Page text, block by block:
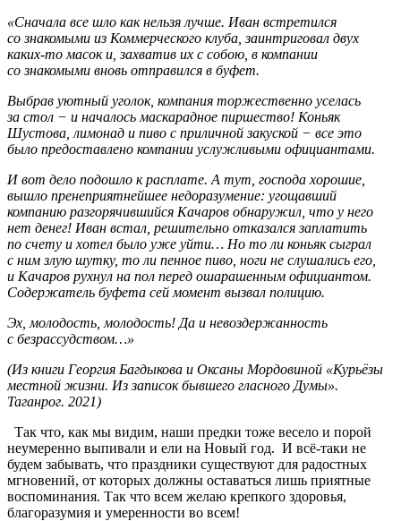
«Сначала все шло как нельзя лучше. Иван встретился
со знакомыми из Коммерческого клуба, заинтриговал двух
каких-то масок и, захватив их с собою, в компании
со знакомыми вновь отправился в буфет.
Выбрав уютный уголок, компания торжественно уселась
за стол − и началось маскарадное пиршество! Коньяк
Шустова, лимонад и пиво с приличной закуской − все это
было предоставлено компании услужливыми официантами.
И вот дело подошло к расплате. А тут, господа хорошие,
вышло пренеприятнейшее недоразумение: угощавший
компанию разгорячившийся Качаров обнаружил, что у него
нет денег! Иван встал, решительно отказался заплатить
по счету и хотел было уже уйти… Но то ли коньяк сыграл
с ним злую шутку, то ли пенное пиво, ноги не слушались его,
и Качаров рухнул на пол перед ошарашенным официантом.
Содержатель буфета сей момент вызвал полицию.
Эх, молодость, молодость! Да и невоздержанность
с безрассудством…»
(Из книги Георгия Багдыкова и Оксаны Мордовиной «Курьёзы
местной жизни. Из записок бывшего гласного Думы».
Таганрог. 2021)
Так что, как мы видим, наши предки тоже весело и порой
неумеренно выпивали и ели на Новый год. И всё-таки не
будем забывать, что праздники существуют для радостных
мгновений, от которых должны оставаться лишь приятные
воспоминания. Так что всем желаю крепкого здоровья,
благоразумия и умеренности во всем!